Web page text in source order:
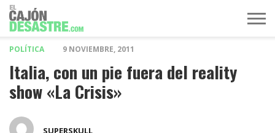
POLÍTICA 9 NOVIEMBRE, 2011
Italia, con un pie fuera del reality
show «La Crisis»
SUPERSKULL